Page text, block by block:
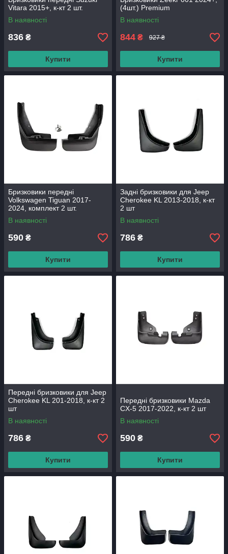
Vitara 2015+, к-кт 2 шт.
В наявності
836 ₴
Купити
(4шт.) Premium
В наявності
844 ₴ 927 ₴
Купити
Бризковики передні
Volkswagen Tiguan 2017-
2024, комплект 2 шт.
В наявності
590 ₴
Купити
Задні бризковики для Jeep
Cherokee KL 2013-2018, к-кт
2 шт
В наявності
786 ₴
Купити
Передні бризковики для Jeep
Cherokee KL 201-2018, к-кт 2
шт
В наявності
786 ₴
Купити
Передні бризковики Mazda
CX-5 2017-2022, к-кт 2 шт
В наявності
590 ₴
Купити